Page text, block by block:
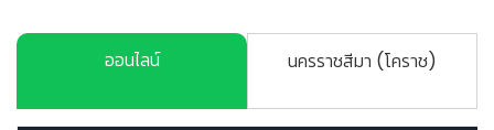
ออนไลน์ นครราชสีมา (โคราช)